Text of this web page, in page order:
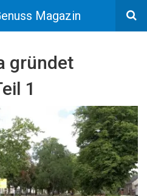
Magazin
gründet
1